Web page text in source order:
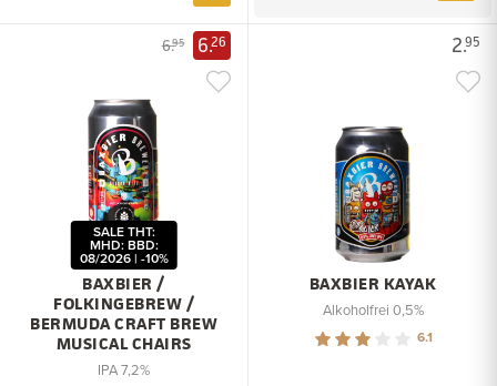
6.95 6.26
BAXBIER /
FOLKINGEBREW /
BERMUDA CRAFT BREW
MUSICAL CHAIRS
SALE THT:
MHD: BBD:
08/2026 | -10%
IPA 7,2%
2.95
BAXBIER KAYAK
Alkoholfrei 0,5%
6.1